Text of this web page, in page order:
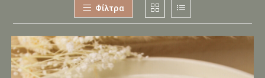
Φίλτρα